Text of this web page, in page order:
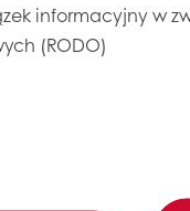
informacyjny w
(RODO)